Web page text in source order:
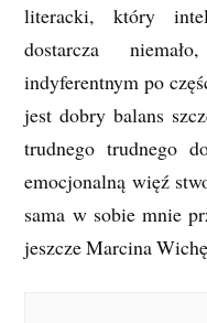
literacki, który
dostarcza
indyferentnym po
jest dobry balans
trudnego trudnego
emocjonalną więź
sama w sobie mnie
jeszcze Marcina